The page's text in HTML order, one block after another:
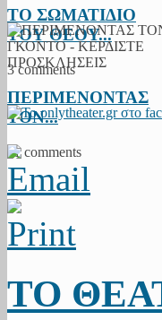
ΤΟ ΣΩΜΑΤΙΔΙΟ
ΤΟΥ ΘΕΟΥ...
3 comments
ΠΕΡΙΜΕΝΟΝΤΑΣ
ΤΟΝ...
11 comments
ΤΟ